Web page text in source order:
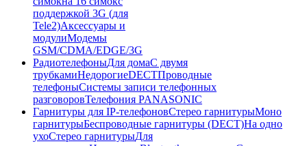
поддержкой 3G (для
Tele2)Аксессуары и
модулиМодемы
GSM/CDMA/EDGE/3G
РадиотелефоныДля домаС двумя
трубкамиНедорогиеDECTПроводные
телефоныСистемы записи телефонных
разговоровТелефония PANASONIC
Гарнитуры для IP-телефоновСтерео гарнитурыМоно
гарнитурыБеспроводные гарнитуры (DECT)На одно
ухоСтерео гарнитурыДля